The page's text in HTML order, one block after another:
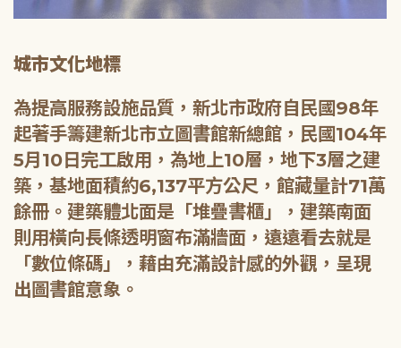
城市文化地標
為提高服務設施品質，新北市政府自民國98年
起著手籌建新北市立圖書館新總館，民國104年
5月10日完工啟用，為地上10層，地下3層之建
築，基地面積約6,137平方公尺，館藏量計71萬
餘冊。建築體北面是「堆疊書櫃」，建築南面
則用橫向長條透明窗布滿牆面，遠遠看去就是
「數位條碼」，藉由充滿設計感的外觀，呈現
出圖書館意象。